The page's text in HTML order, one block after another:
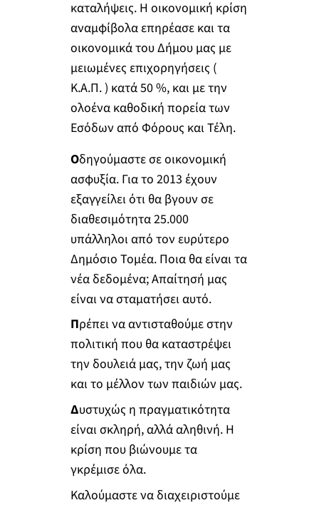
καταλήψεις. Η οικονομική κρίση
αναμφίβολα επηρέασε και τα
οικονομικά του Δήμου μας με
μειωμένες επιχορηγήσεις (
Κ.Α.Π. ) κατά 50 %, και με την
ολοένα καθοδική πορεία των
Εσόδων από Φόρους και Τέλη.
Οδηγούμαστε σε οικονομική
ασφυξία. Για το 2013 έχουν
εξαγγείλει ότι θα βγουν σε
διαθεσιμότητα 25.000
υπάλληλοι από τον ευρύτερο
Δημόσιο Τομέα. Ποια θα είναι τα
νέα δεδομένα; Απαίτησή μας
είναι να σταματήσει αυτό.
Πρέπει να αντισταθούμε στην
πολιτική που θα καταστρέψει
την δουλειά μας, την ζωή μας
και το μέλλον των παιδιών μας.
Δυστυχώς η πραγματικότητα
είναι σκληρή, αλλά αληθινή. Η
κρίση που βιώνουμε τα
γκρέμισε όλα.
Καλούμαστε να διαχειριστούμε